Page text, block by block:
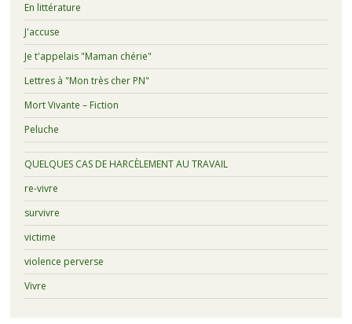
En littérature
J'accuse
Je t'appelais "Maman chérie"
Lettres à "Mon très cher PN"
Mort Vivante – Fiction
Peluche
QUELQUES CAS DE HARCÈLEMENT AU TRAVAIL
re-vivre
survivre
victime
violence perverse
Vivre